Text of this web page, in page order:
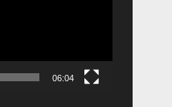
06:04